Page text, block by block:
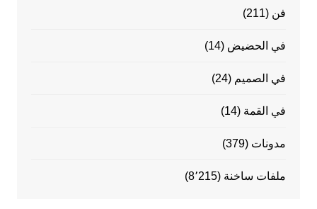
فن (211)
في الحضيض (14)
في الصميم (24)
في القمة (14)
مدونات (379)
ملفات ساخنة (8٬215)